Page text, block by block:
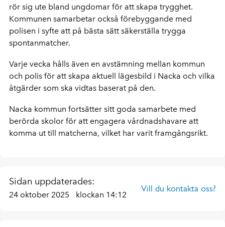
rör sig ute bland ungdomar för att skapa trygghet.
Kommunen samarbetar också förebyggande med
polisen i syfte att på bästa sätt säkerställa trygga
spontanmatcher.
Varje vecka hålls även en avstämning mellan kommun
och polis för att skapa aktuell lägesbild i Nacka och vilka
åtgärder som ska vidtas baserat på den.
Nacka kommun fortsätter sitt goda samarbete med
berörda skolor för att engagera vårdnadshavare att
komma ut till matcherna, vilket har varit framgångsrikt.
Sidan uppdaterades:
24 oktober 2025 klockan 14:12
Vill du kontakta oss?